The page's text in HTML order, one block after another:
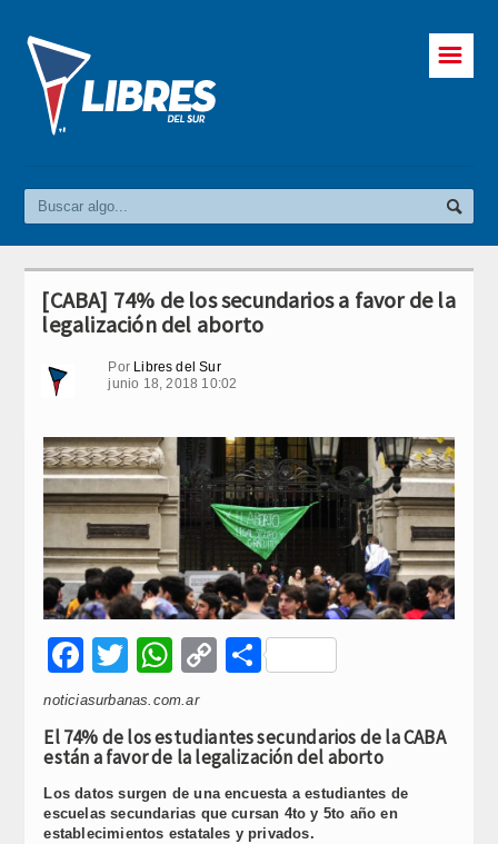
☰
[CABA] 74% de los secundarios a favor de la
legalización del aborto
Por Libres del Sur
junio 18, 2018 10:02
Facebook
Twitter
WhatsApp
CopyCompartir
noticiasurbanas.com.ar
El 74% de los estudiantes secundarios de la CABA
están a favor de la legalización del aborto
Los datos surgen de una encuesta a estudiantes de
escuelas secundarias que cursan 4to y 5to año en
establecimientos estatales y privados.